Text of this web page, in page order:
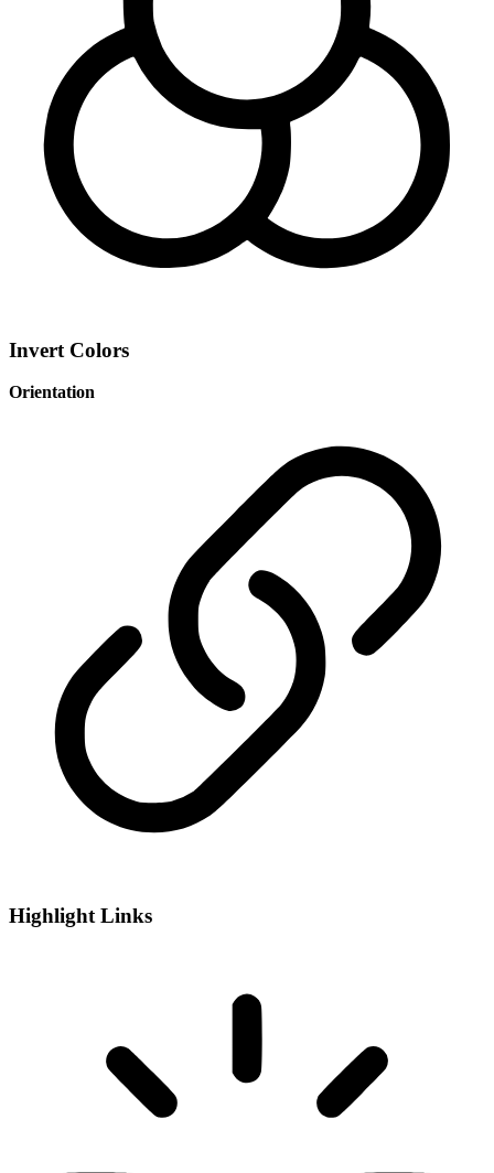
Invert Colors
Orientation
Highlight Links